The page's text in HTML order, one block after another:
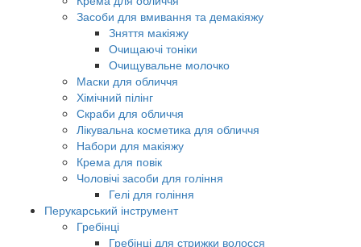
Засоби для вмивання та демакіяжу
Зняття макіяжу
Очищаючі тоніки
Очищувальне молочко
Маски для обличчя
Хімічний пілінг
Скраби для обличчя
Лікувальна косметика для обличчя
Набори для макіяжу
Крема для повік
Чоловічі засоби для гоління
Гелі для гоління
Перукарський інструмент
Гребінці
Гребінці для стрижки волосся